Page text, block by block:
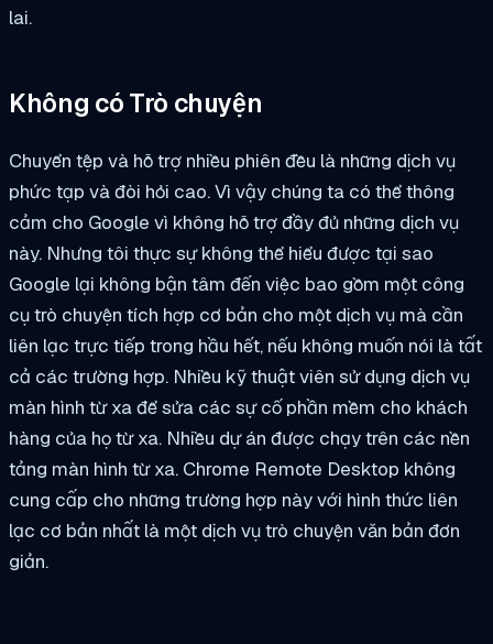
lai.
Không có Trò chuyện
Chuyển tệp và hỗ trợ nhiều phiên đều là những dịch vụ
phức tạp và đòi hỏi cao. Vì vậy chúng ta có thể thông
cảm cho Google vì không hỗ trợ đầy đủ những dịch vụ
này. Nhưng tôi thực sự không thể hiểu được tại sao
Google lại không bận tâm đến việc bao gồm một công
cụ trò chuyện tích hợp cơ bản cho một dịch vụ mà cần
liên lạc trực tiếp trong hầu hết, nếu không muốn nói là tất
cả các trường hợp. Nhiều kỹ thuật viên sử dụng dịch vụ
màn hình từ xa để sửa các sự cố phần mềm cho khách
hàng của họ từ xa. Nhiều dự án được chạy trên các nền
tảng màn hình từ xa. Chrome Remote Desktop không
cung cấp cho những trường hợp này với hình thức liên
lạc cơ bản nhất là một dịch vụ trò chuyện văn bản đơn
giản.